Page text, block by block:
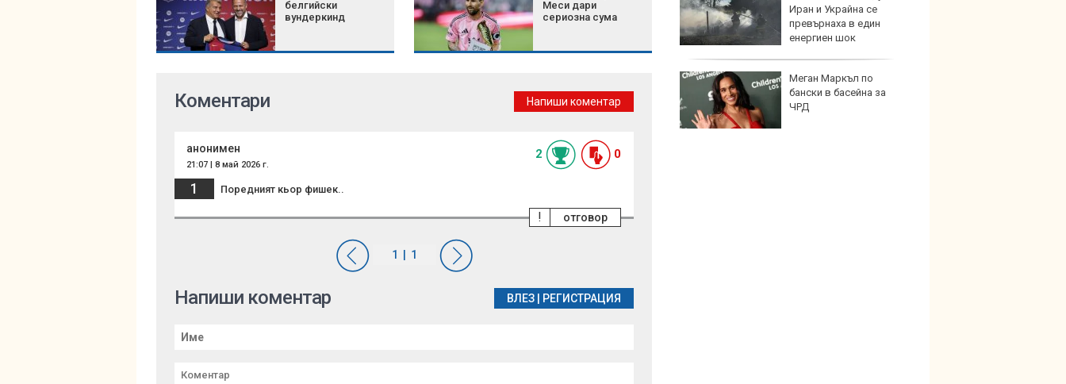
белгийски
вундеркинд
Меси дари
сериозна сума
Иран и Украйна се
превърнаха в един
енергиен шок
Меган Маркъл по
бански в басейна за
ЧРД
Коментари Напиши коментар
анонимен
21:07 | 8 май 2026 г.
2 0
1 Поредният кьор фишек..
отговор
!
Напиши коментар ВЛЕЗ РЕГИСТРАЦИЯ